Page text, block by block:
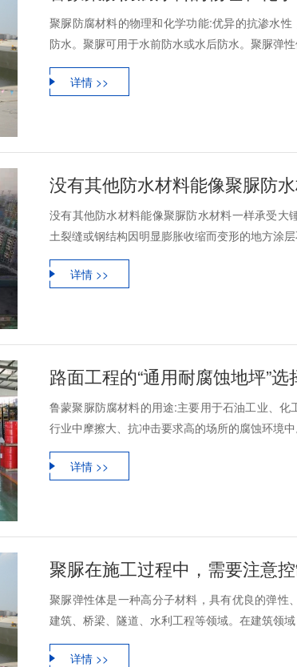
聚脲防腐材料的物理和化学功能:优异的抗渗水
防水。聚脲可用于水前防水或水后防水。聚脲
详情 >>
没有其他防水材料能像聚脲防水材料一样承受大
土裂缝或钢结构因明显膨胀收缩而变形的地方涂
详情 >>
路面工程的“通用耐腐蚀地坪”
鲁蒙聚脲防腐材料的用途:主要用于石油工业、
行业中摩擦大、抗冲击要求高的场所的腐蚀环境
详情 >>
聚脲在施工过程中，需要注意
聚脲弹性体是一种高分子材料，具有优良的弹
建筑、桥梁、隧道、水利工程等领域。在建筑领
详情 >>